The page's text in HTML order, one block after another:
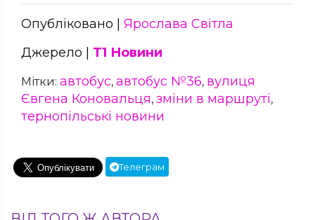
Опубліковано | Ярослава Світла
Джерело | Т1 Новини
Мітки: автобус, автобус №36, вулиця
Євгена Коновальця, зміни в маршруті,
тернопільські новини
Телеграм